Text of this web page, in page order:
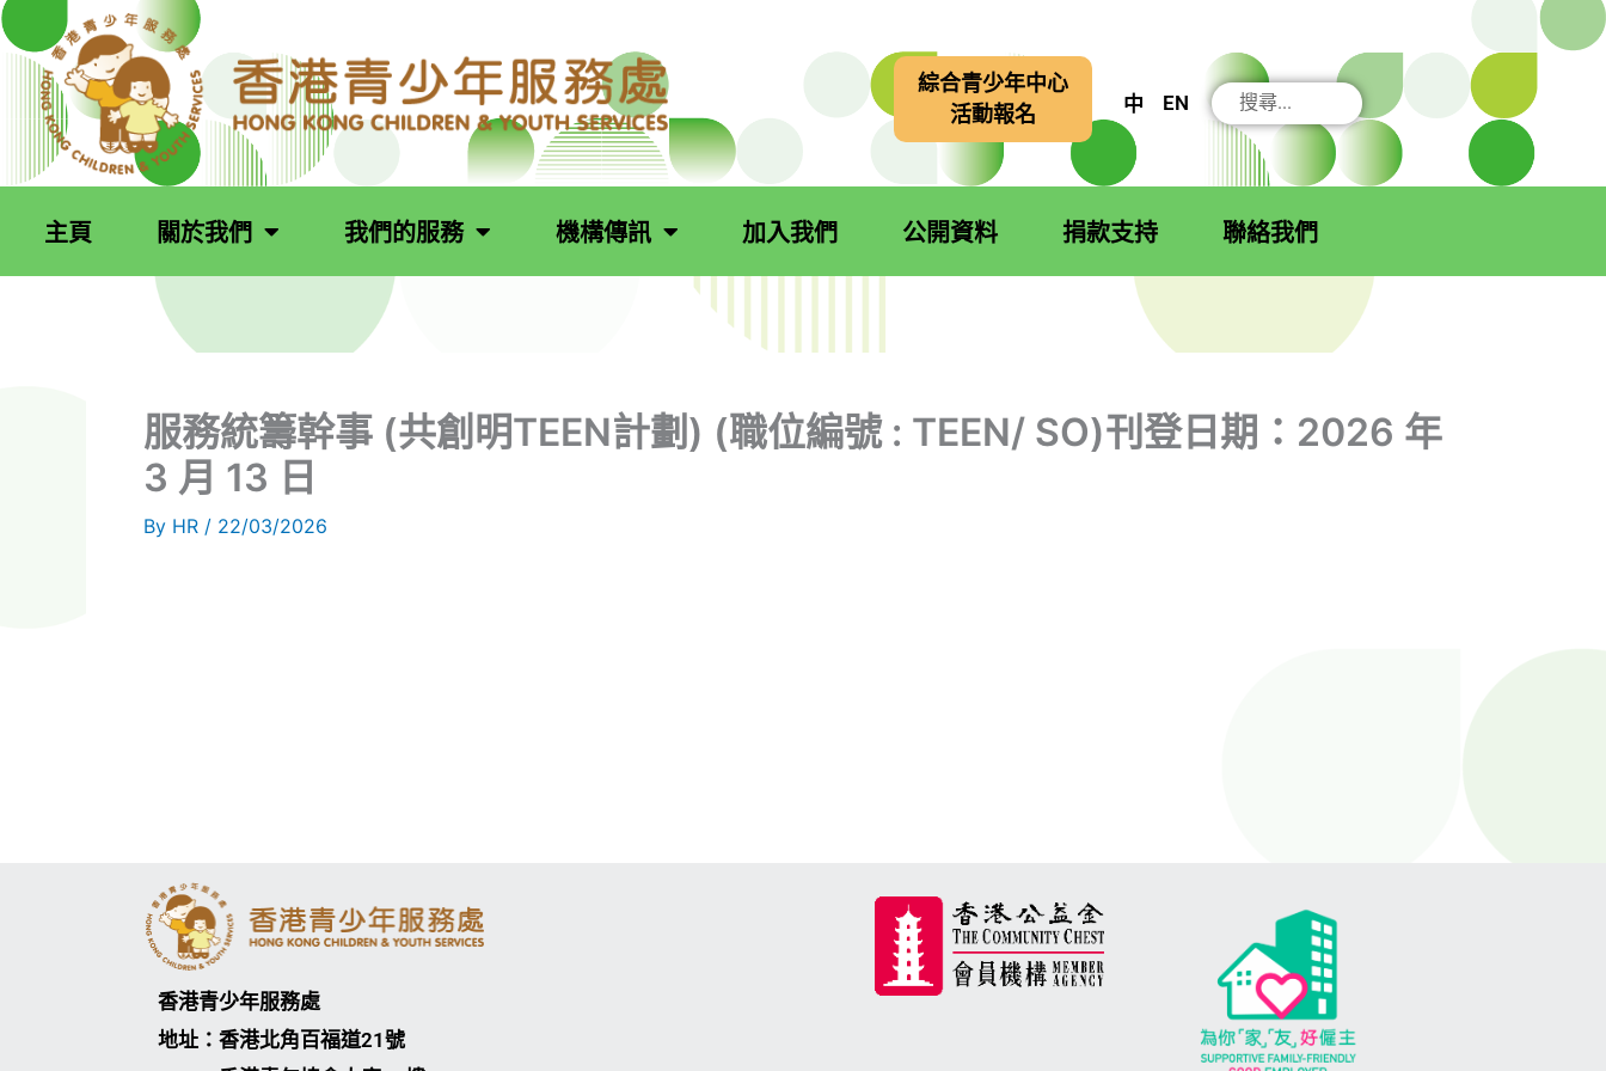
跳
至
綜合青少年中心
活動報名
中 EN
搜
尋
主頁 關於我們 我們的服務 機構傳訊 加入我們 公開資料 捐款支持 聯絡我們
服務統籌幹事 (共創明TEEN計劃) (職位編號 : TEEN/ SO)刊登日期：2026 年
3 月 13 日
By HR / 22/03/2026
香港青少年服務處
地址：香港北角百福道21號